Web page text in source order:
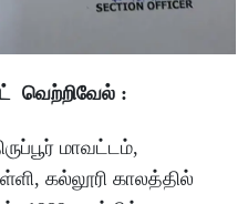
வெற்றிவேல் :
மாவட்டம்,
கல்லூரி காலத்தில்